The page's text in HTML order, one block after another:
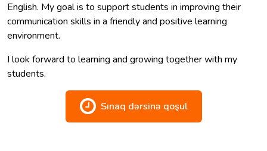
English. My goal is to support students in improving their
communication skills in a friendly and positive learning
environment.
I look forward to learning and growing together with my
students.
Sınaq dərsinə qoşul